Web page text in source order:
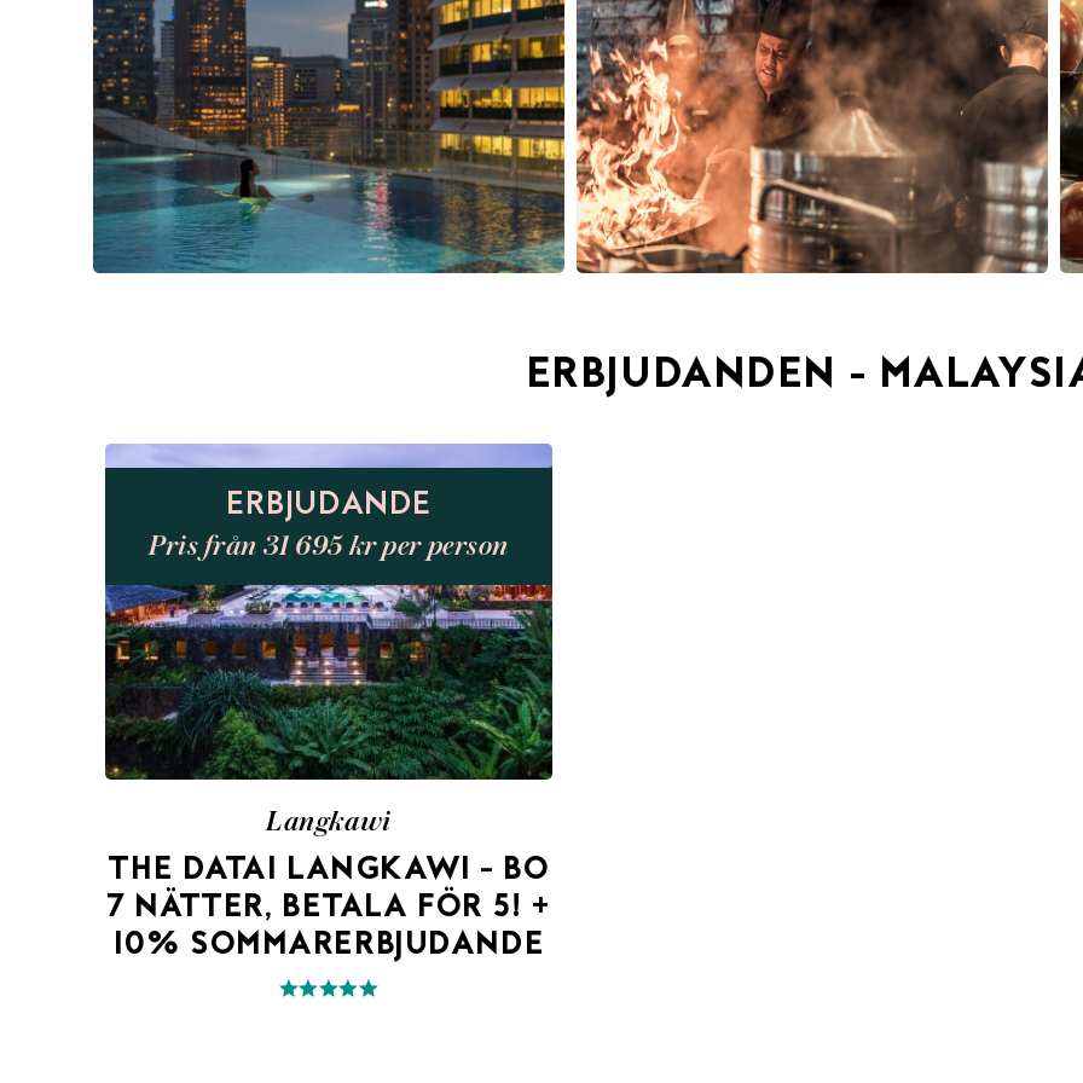
ERBJUDANDEN -
ERBJUDANDE
Pris från 31 695 kr per person
Langkawi
THE DATAI LANGKAWI – BO
7 NÄTTER, BETALA FÖR 5! +
10% SOMMARERBJUDANDE